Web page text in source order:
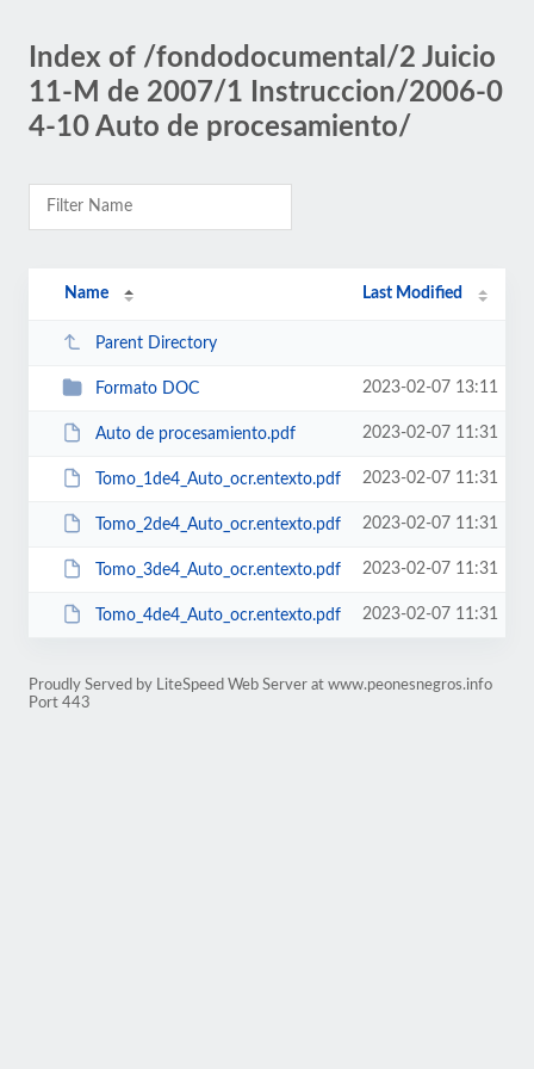
Index of /fondodocumental/2 Juicio
11-M de 2007/1 Instruccion/2006-0
4-10 Auto de procesamiento/
Name Last Modified
Parent Directory
Formato DOC 2023-02-07 13:11
Auto de procesamiento.pdf 2023-02-07 11:31
Tomo_1de4_Auto_ocr.entexto.pdf 2023-02-07 11:31
Tomo_2de4_Auto_ocr.entexto.pdf 2023-02-07 11:31
Tomo_3de4_Auto_ocr.entexto.pdf 2023-02-07 11:31
Tomo_4de4_Auto_ocr.entexto.pdf 2023-02-07 11:31
Proudly Served by LiteSpeed Web Server at www.peonesnegros.info
Port 443